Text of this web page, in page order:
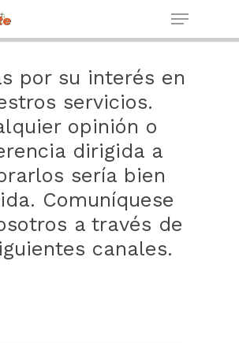
por su interés en
servicios.
opinión o
dirigida a
sería bien
Comuníquese
a través de
canales.